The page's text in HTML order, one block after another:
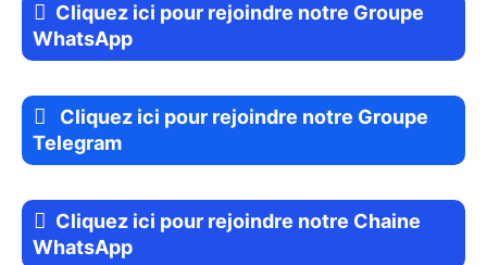
Cliquez ici pour rejoindre notre Groupe
WhatsApp
Cliquez ici pour rejoindre notre Groupe
Telegram
Cliquez ici pour rejoindre notre Chaine
WhatsApp